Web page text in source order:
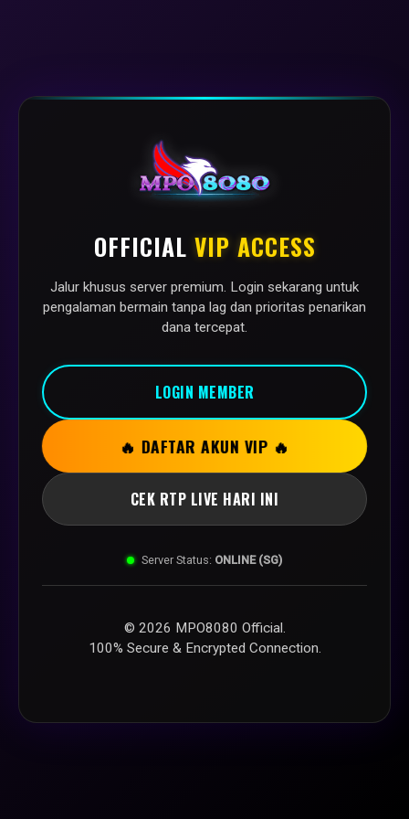
OFFICIAL VIP ACCESS
Jalur khusus server premium. Login sekarang untuk
pengalaman bermain tanpa lag dan prioritas penarikan
dana tercepat.
LOGIN MEMBER
🔥 DAFTAR AKUN VIP 🔥
CEK RTP LIVE HARI INI
Server Status: ONLINE (SG)
© 2026 MPO8080 Official.
100% Secure & Encrypted Connection.